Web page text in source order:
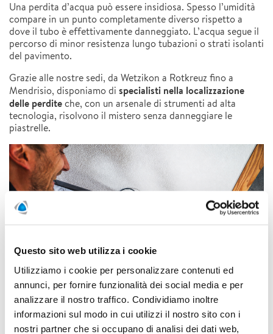
Questo sito web utilizza i cookie
Utilizziamo i cookie per personalizzare contenuti ed
annunci, per fornire funzionalità dei social media e per
analizzare il nostro traffico. Condividiamo inoltre
informazioni sul modo in cui utilizzi il nostro sito con i
nostri partner che si occupano di analisi dei dati web,
Una perdita d’acqua può essere insidiosa. Spesso l’umidità
compare in un punto completamente diverso rispetto a
dove il tubo è effettivamente danneggiato. L’acqua segue il
percorso di minor resistenza lungo tubazioni o strati isolanti
del pavimento.
Grazie alle nostre sedi, da Wetzikon a Rotkreuz fino a
Mendrisio, disponiamo di specialisti nella localizzazione
delle perditeche, con un arsenale di strumenti ad alta
tecnologia, risolvono il mistero senza danneggiare le
piastrelle.